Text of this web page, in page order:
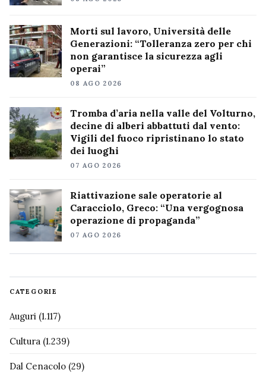
Morti sul lavoro, Università delle
Generazioni: “Tolleranza zero per chi
non garantisce la sicurezza agli
operai”
08 AGO 2026
Tromba d’aria nella valle del Volturno,
decine di alberi abbattuti dal vento:
Vigili del fuoco ripristinano lo stato
dei luoghi
07 AGO 2026
Riattivazione sale operatorie al
Caracciolo, Greco: “Una vergognosa
operazione di propaganda”
07 AGO 2026
CATEGORIE
Auguri (1.117)
Cultura (1.239)
Dal Cenacolo (29)